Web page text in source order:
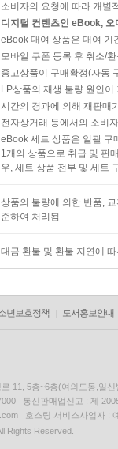
소비자의 요청에 따라 개별
디지털 컨텐츠인 eBook,
eBook 대여 상품은 대여 기
모바일 쿠폰 등록 후 취소/
중고상품이 구매확정(자동
LP상품의 재생 불량 원인
시간의 경과에 의해 재판매
전자상거래 등에서의 소비
eBook 세트 상품은 일괄 구
1개의 상품으로 취급 및 판
우, 세트 상품 전부 및 세트
상품의 불량에 의한 반품,
준하여 처리됨
대금 환불 및 환불 지연에
년보호정책 도서홍보안내
11, 5층~6층(여의도동,일신
통신판매업신고 : 제
호스팅 서비스사업자 :
Rights Reserved.